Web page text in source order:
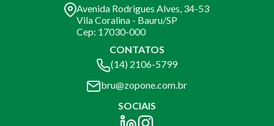
Avenida Rodrigues Alves, 34-53
Vila Coralina - Bauru/SP
Cep: 17030-000
CONTATOS
(14) 2106-5799
bru@zopone.com.br
SOCIAIS